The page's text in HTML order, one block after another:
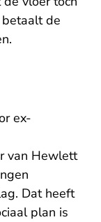
de
ex-
van Hewlett
Dat heeft
plan is